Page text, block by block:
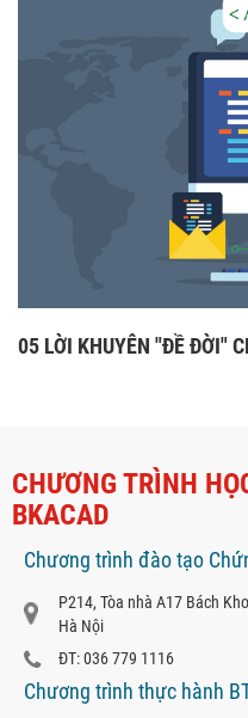
05 LỜI KHUYÊN "ĐỀ ĐỜI"
CHƯƠNG TRÌNH
BKACAD
Chương trình đào tạo
P214, Tòa nhà A17 Bách
Hà Nội
ĐT: 036 779 1116
Chương trình thực hành